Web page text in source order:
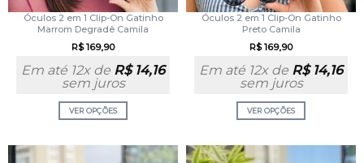
Óculos 2 em 1 Clip-On Gatinho
Marrom Degradê Camila
R$169,90
Em até 12x de R$14,16
sem juros
VER OPÇÕES
Óculos 2 em 1 Clip-On Gatinho
Preto Camila
R$169,90
Em até 12x de R$14,16
sem juros
VER OPÇÕES